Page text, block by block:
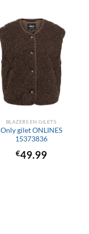
BLAZERS EN GILETS
Only gilet ONLINES
15373836
€49.99